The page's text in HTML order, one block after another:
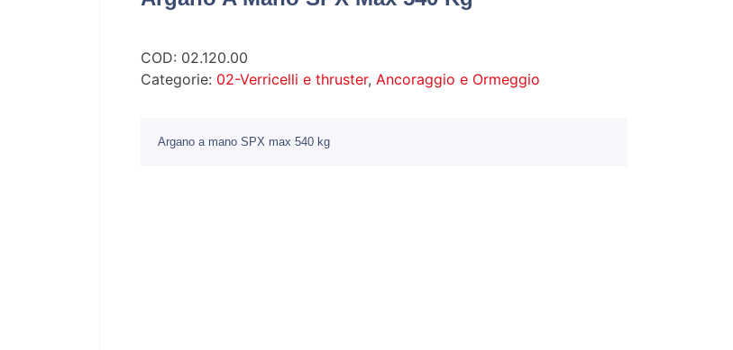
COD: 02.120.00
Categorie: 02-Verricelli e thruster, Ancoraggio e Ormeggio
Argano a mano SPX max 540 kg